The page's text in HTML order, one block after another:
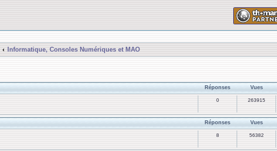
Informatique, Consoles Numériques et MAO
Réponses Vues
0 263915
Réponses Vues
8 56382